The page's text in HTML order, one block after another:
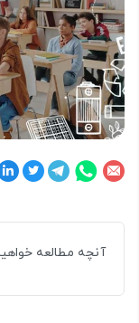
آنچه مطالعه